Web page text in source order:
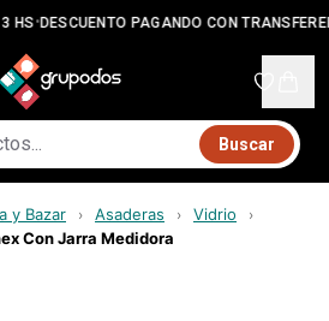
HS•DESCUENTO PAGANDO CON
Buscar
y Bazar › Asaderas › Vidrio ›
Con Jarra Medidora